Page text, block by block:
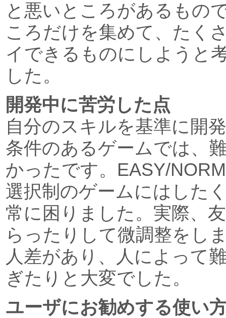
と悪いところがあるもの
ころだけを集めて、たく
イできるものにしようと
した。
開発中に苦労した点
自分のスキルを基準に開
条件のあるゲームでは、
かったです。EASY/
選択制のゲームにはした
常に困りました。実際、
らったりして微調整をし
人差があり、人によって
ぎたりと大変でした。
ユーザにお勧めする使い